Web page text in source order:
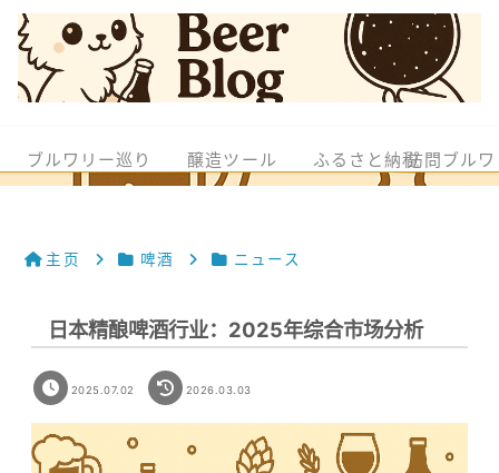
ブルワリー巡り 醸造ツール ふるさと納税訪問ブル
主页 啤酒 ニュース
日本精酿啤酒行业：2025年综合市场分析
2025.07.02 2026.03.03